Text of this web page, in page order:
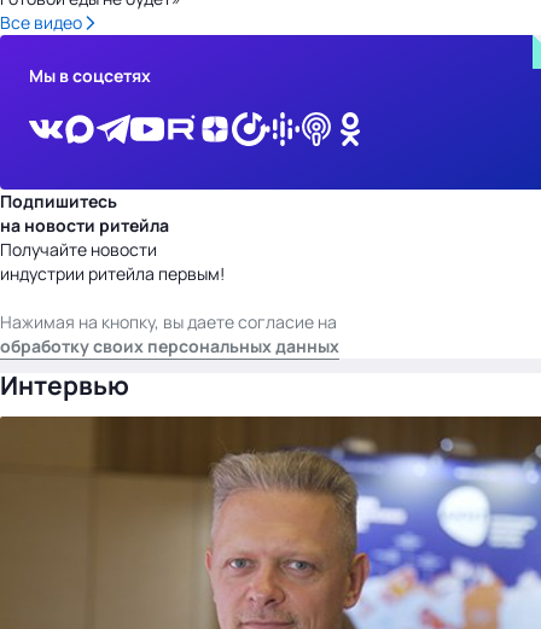
Все видео
Мы в соцсетях
Подпишитесь
на новости ритейла
Получайте новости
индустрии ритейла первым!
Нажимая на кнопку, вы даете согласие на
обработку своих персональных данных
Интервью